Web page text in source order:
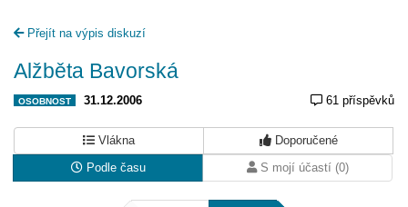
Panovníci
Finančníci
Přejít na výpis diskuzí
Alžběta Bavorská
OSOBNOST 31.12.2006 61 příspěvků
Vlákna
Doporučené
Podle času
S mojí účastí (0)